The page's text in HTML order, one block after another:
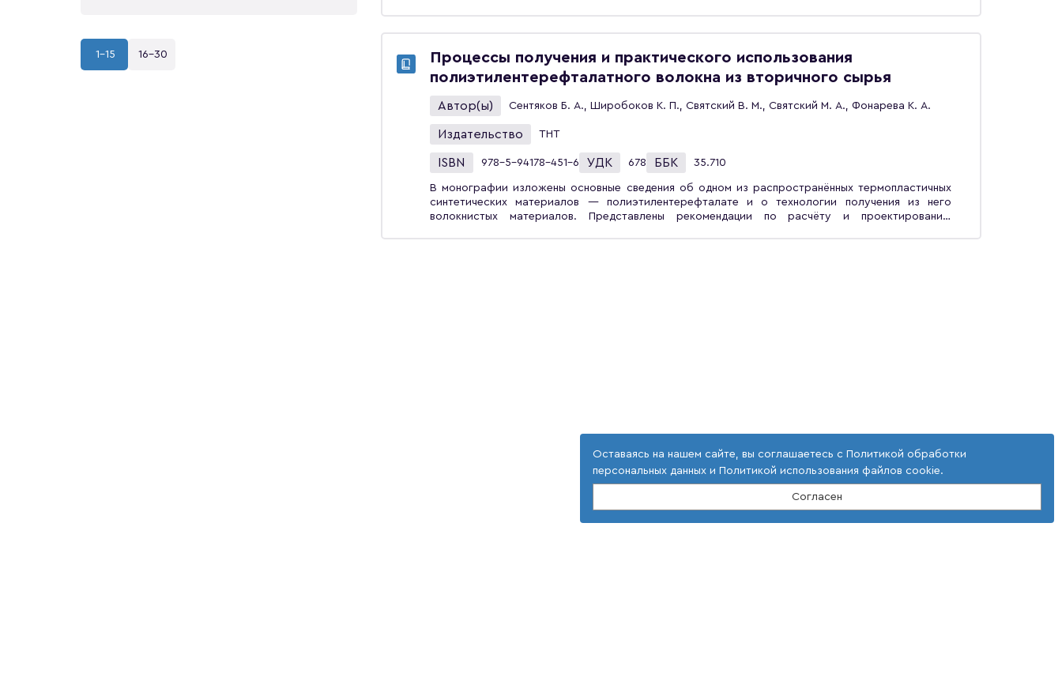
1-15 16-30
обучающихся по направлению «Техносферная безопасность».
Процессы получения и практического использования
полиэтилентерефталатного волокна из вторичного сырья
Автор(ы) Сентяков Б. А., Широбоков К. П., Святский В. М., Святский М. А., Фонарева К. А.
Издательство ТНТ
ISBN 978-5-94178-451-6 УДК 678 ББК 35.710
В монографии изложены основные сведения об одном из распространённых термопластичных
синтетических материалов — полиэтилентерефталате и о технологии получения из него
волокнистых материалов. Представлены рекомендации по расчёту и проектированию
Оставаясь на нашем сайте, вы соглашаетесь с Политикой обработки
персональных данных и Политикой использования файлов cookie.
Согласен